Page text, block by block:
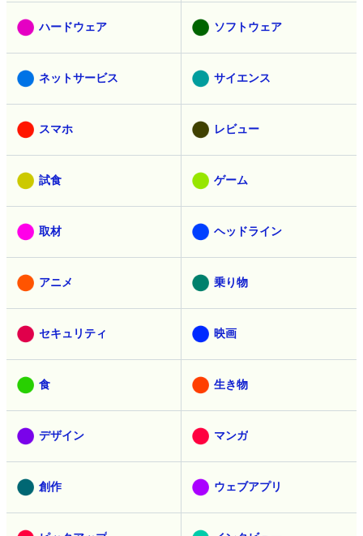
ハードウェア ソフトウェア
ネットサービス サイエンス
スマホ レビュー
試食 ゲーム
取材 ヘッドライン
アニメ 乗り物
セキュリティ 映画
食 生き物
デザイン マンガ
創作 ウェブアプリ